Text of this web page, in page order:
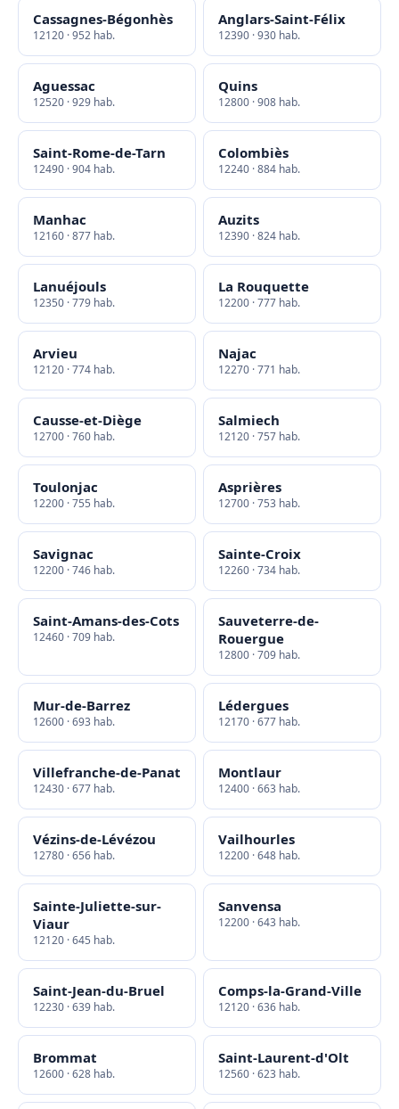
Cassagnes-Bégonhès
12120 · 952 hab.
Anglars-Saint-Félix
12390 · 930 hab.
Aguessac
12520 · 929 hab.
Quins
12800 · 908 hab.
Saint-Rome-de-Tarn
12490 · 904 hab.
Colombiès
12240 · 884 hab.
Manhac
12160 · 877 hab.
Auzits
12390 · 824 hab.
Lanuéjouls
12350 · 779 hab.
La Rouquette
12200 · 777 hab.
Arvieu
12120 · 774 hab.
Najac
12270 · 771 hab.
Causse-et-Diège
12700 · 760 hab.
Salmiech
12120 · 757 hab.
Toulonjac
12200 · 755 hab.
Asprières
12700 · 753 hab.
Savignac
12200 · 746 hab.
Sainte-Croix
12260 · 734 hab.
Saint-Amans-des-Cots
12460 · 709 hab.
Sauveterre-de-
Rouergue
12800 · 709 hab.
Mur-de-Barrez
12600 · 693 hab.
Lédergues
12170 · 677 hab.
Villefranche-de-Panat
12430 · 677 hab.
Montlaur
12400 · 663 hab.
Vézins-de-Lévézou
12780 · 656 hab.
Vailhourles
12200 · 648 hab.
Sainte-Juliette-sur-
Viaur
12120 · 645 hab.
Sanvensa
12200 · 643 hab.
Saint-Jean-du-Bruel
12230 · 639 hab.
Comps-la-Grand-Ville
12120 · 636 hab.
Brommat
12600 · 628 hab.
Saint-Laurent-d'Olt
12560 · 623 hab.